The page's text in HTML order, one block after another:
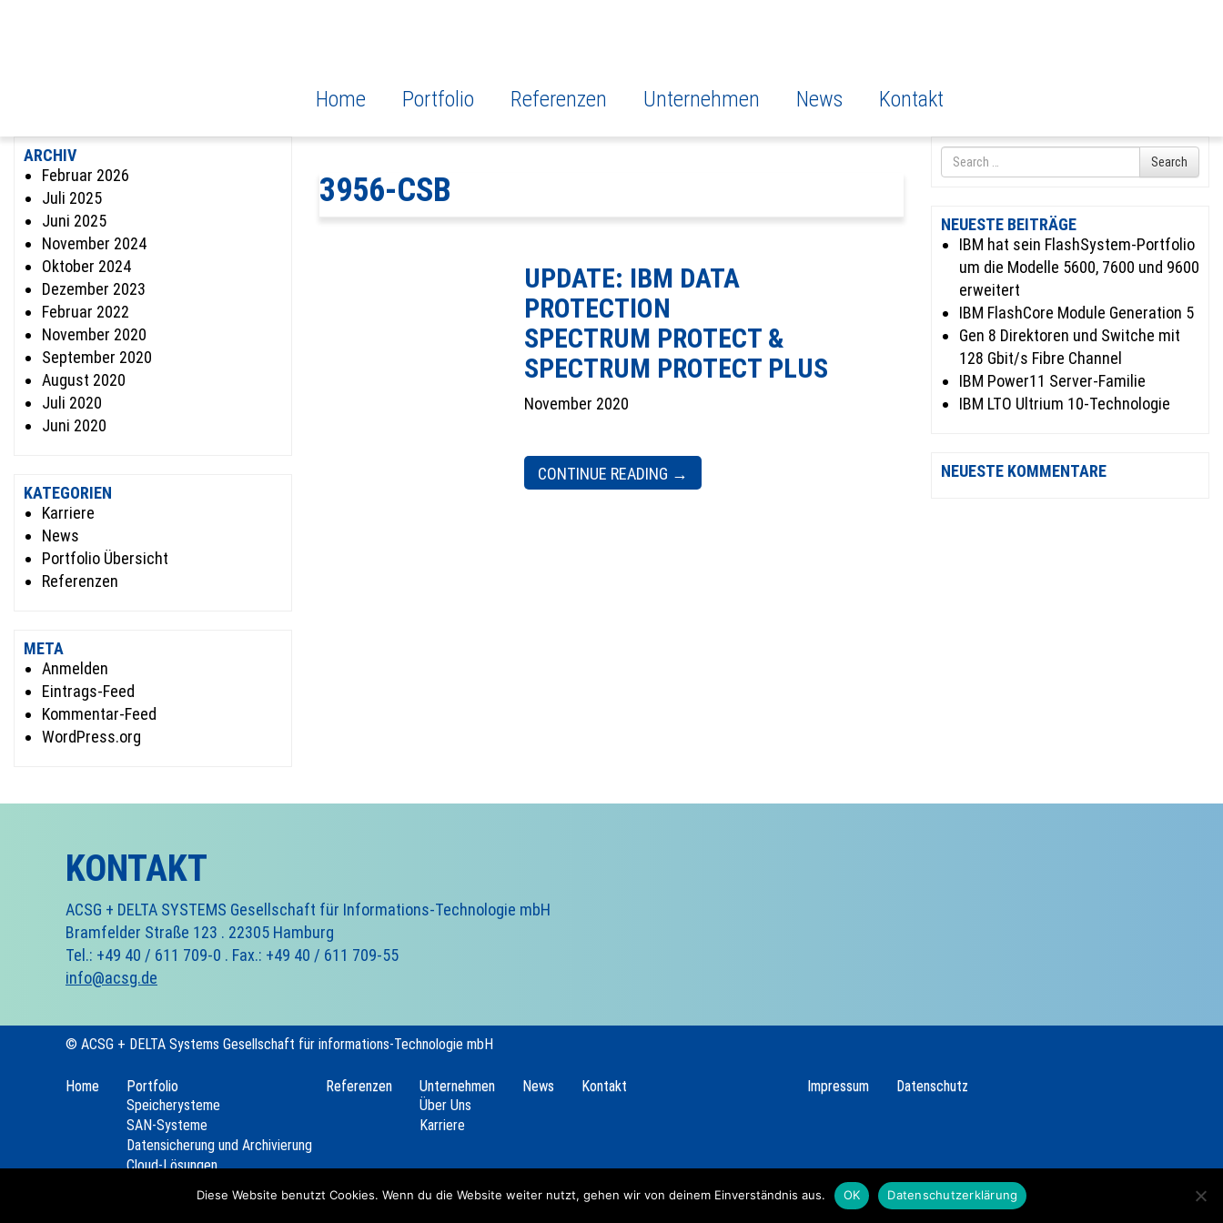
Home Portfolio Referenzen Unternehmen News Kontakt
ARCHIV
Februar 2026
Juli 2025
Juni 2025
November 2024
Oktober 2024
Dezember 2023
Februar 2022
November 2020
September 2020
August 2020
Juli 2020
Juni 2020
KATEGORIEN
Karriere
News
Portfolio Übersicht
Referenzen
META
Anmelden
Eintrags-Feed
Kommentar-Feed
WordPress.org
3956-CSB
UPDATE: IBM DATA
PROTECTION
SPECTRUM PROTECT &
SPECTRUM PROTECT PLUS
November 2020
CONTINUE READING →
Search
for
Search
NEUESTE BEITRÄGE
IBM hat sein FlashSystem-Portfolio
um die Modelle 5600, 7600 und 9600
erweitert
IBM FlashCore Module Generation 5
Gen 8 Direktoren und Switche mit
128 Gbit/s Fibre Channel
IBM Power11 Server-Familie
IBM LTO Ultrium 10-Technologie
NEUESTE KOMMENTARE
KONTAKT
ACSG + DELTA SYSTEMS Gesellschaft für Informations-Technologie mbH
Bramfelder Straße 123 . 22305 Hamburg
Tel.: +49 40 / 611 709-0 . Fax.: +49 40 / 611 709-55
info@acsg.de
© ACSG + DELTA Systems Gesellschaft für informations-Technologie mbH
Home
Portfolio
Speicherysteme
SAN-Systeme
Datensicherung und Archivierung
Cloud-Lösungen
Referenzen
Unternehmen
Über Uns
Karriere
News Kontakt Impressum Datenschutz
Diese Website benutzt Cookies. Wenn du die Website weiter nutzt, gehen wir von deinem Einverständnis aus. OK Datenschutzerklärung